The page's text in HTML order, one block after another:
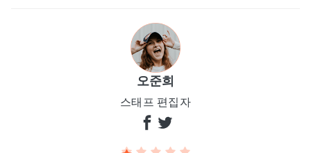
오준희
스태프 편집자